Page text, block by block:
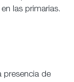
las primarias.
presencia de